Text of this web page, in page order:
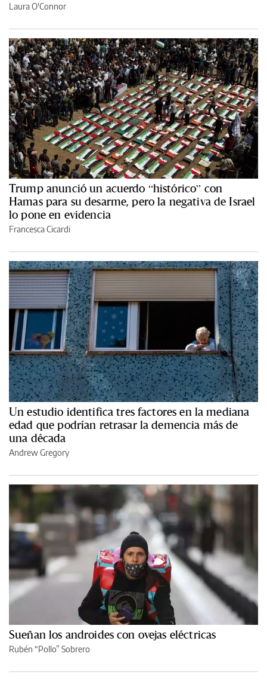
Laura O'Connor
Trump anunció un acuerdo “histórico” con
Hamas para su desarme, pero la negativa de Israel
lo pone en evidencia
Francesca Cicardi
Un estudio identifica tres factores en la mediana
edad que podrían retrasar la demencia más de
una década
Andrew Gregory
Sueñan los androides con ovejas eléctricas
Rubén “Pollo” Sobrero